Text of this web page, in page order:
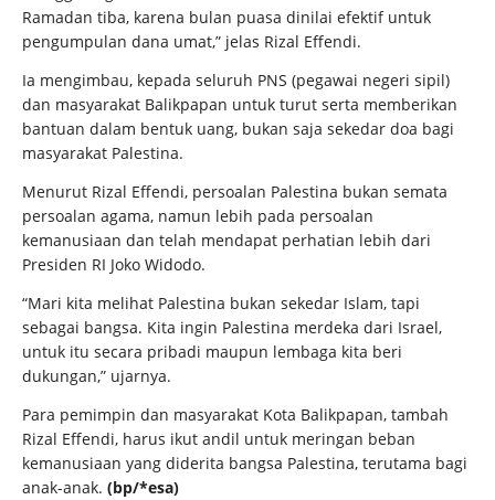
Ramadan tiba, karena bulan puasa dinilai efektif untuk
pengumpulan dana umat,” jelas Rizal Effendi.
Ia mengimbau, kepada seluruh PNS (pegawai negeri sipil)
dan masyarakat Balikpapan untuk turut serta memberikan
bantuan dalam bentuk uang, bukan saja sekedar doa bagi
masyarakat Palestina.
Menurut Rizal Effendi, persoalan Palestina bukan semata
persoalan agama, namun lebih pada persoalan
kemanusiaan dan telah mendapat perhatian lebih dari
Presiden RI Joko Widodo.
“Mari kita melihat Palestina bukan sekedar Islam, tapi
sebagai bangsa. Kita ingin Palestina merdeka dari Israel,
untuk itu secara pribadi maupun lembaga kita beri
dukungan,” ujarnya.
Para pemimpin dan masyarakat Kota Balikpapan, tambah
Rizal Effendi, harus ikut andil untuk meringan beban
kemanusiaan yang diderita bangsa Palestina, terutama bagi
anak-anak. (bp/*esa)